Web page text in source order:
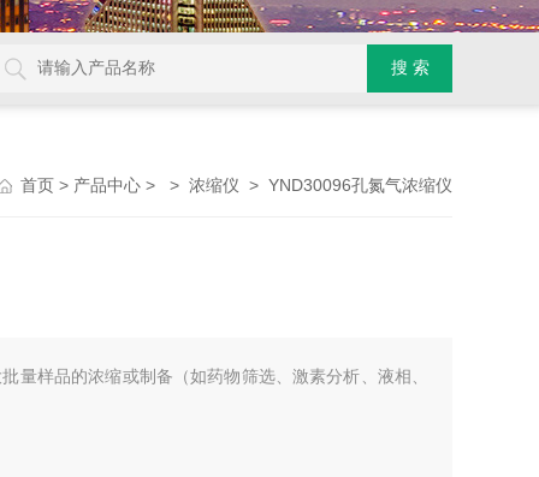
首页 > 产品中心 > > 浓缩仪 > YND30096孔氮气浓缩仪
量样品的浓缩或制备（如药物筛选、激素分析、液相、